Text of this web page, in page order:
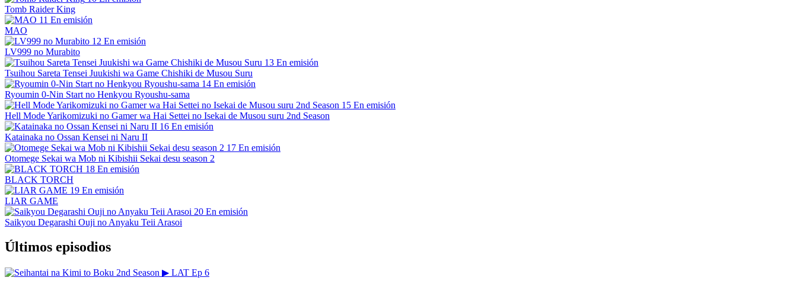
Tomb Raider King
11 En emisión
MAO
12 En emisión
LV999 no Murabito
13 En emisión
Tsuihou Sareta Tensei Juukishi wa Game Chishiki de Musou Suru
14 En emisión
Ryoumin 0-Nin Start no Henkyou Ryoushu-sama
15 En emisión
Hell Mode Yarikomizuki no Gamer wa Hai Settei no Isekai de Musou suru 2nd Season
16 En emisión
Katainaka no Ossan Kensei ni Naru II
17 En emisión
Otomege Sekai wa Mob ni Kibishii Sekai desu season 2
18 En emisión
BLACK TORCH
19 En emisión
LIAR GAME
20 En emisión
Saikyou Degarashi Ouji no Anyaku Teii Arasoi
Últimos episodios
▶ LAT Ep 6